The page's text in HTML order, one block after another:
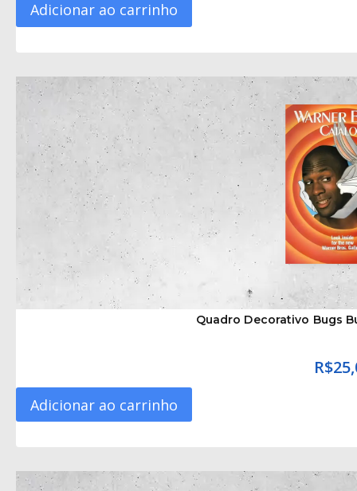
Adicionar ao carrinho
Quadro Decorativo Bugs
R$
Adicionar ao carrinho